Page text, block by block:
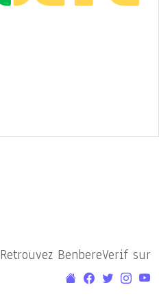
Retrouvez BenbereVerif sur